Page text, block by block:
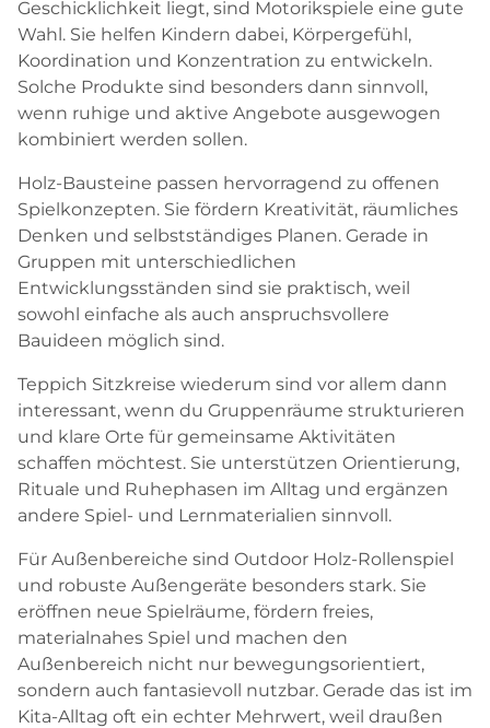
Geschicklichkeit liegt, sind Motorikspiele eine gute
Wahl. Sie helfen Kindern dabei, Körpergefühl,
Koordination und Konzentration zu entwickeln.
Solche Produkte sind besonders dann sinnvoll,
wenn ruhige und aktive Angebote ausgewogen
kombiniert werden sollen.
Holz-Bausteine passen hervorragend zu offenen
Spielkonzepten. Sie fördern Kreativität, räumliches
Denken und selbstständiges Planen. Gerade in
Gruppen mit unterschiedlichen
Entwicklungsständen sind sie praktisch, weil
sowohl einfache als auch anspruchsvollere
Bauideen möglich sind.
Teppich Sitzkreise wiederum sind vor allem dann
interessant, wenn du Gruppenräume strukturieren
und klare Orte für gemeinsame Aktivitäten
schaffen möchtest. Sie unterstützen Orientierung,
Rituale und Ruhephasen im Alltag und ergänzen
andere Spiel- und Lernmaterialien sinnvoll.
Für Außenbereiche sind Outdoor Holz-Rollenspiel
und robuste Außengeräte besonders stark. Sie
eröffnen neue Spielräume, fördern freies,
materialnahes Spiel und machen den
Außenbereich nicht nur bewegungsorientiert,
sondern auch fantasievoll nutzbar. Gerade das ist im
Kita-Alltag oft ein echter Mehrwert, weil draußen